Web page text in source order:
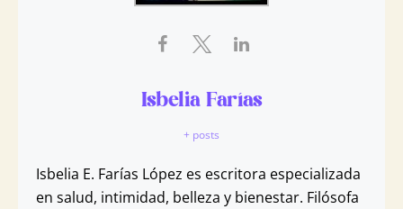
Isbelia Farías
+ posts
Isbelia E. Farías López es escritora especializada
en salud, intimidad, belleza y bienestar. Filósofa